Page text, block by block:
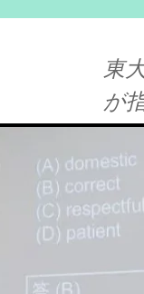
東
が